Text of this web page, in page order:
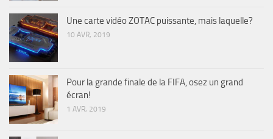
Une carte vidéo ZOTAC puissante, mais laquelle?
10 AVR, 2019
Pour la grande finale de la FIFA, osez un grand
écran!
1 AVR, 2019